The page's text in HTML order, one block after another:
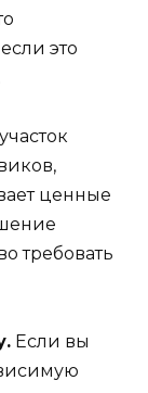
это
ценные
требовать
Если вы